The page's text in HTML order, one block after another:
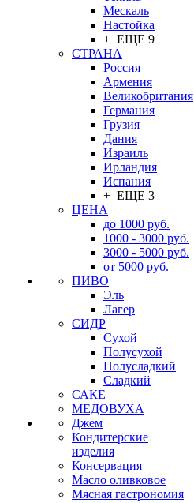
Мескаль
Настойка
+ ЕЩЕ 9
СТРАНА
Россия
Армения
Великобритания
Германия
Грузия
Дания
Израиль
Ирландия
Испания
+ ЕЩЕ 3
ЦЕНА
до 1000 руб.
1000 - 3000 руб.
3000 - 5000 руб.
от 5000 руб.
ПИВО
Эль
Лагер
СИДР
Сухой
Полусухой
Полусладкий
Сладкий
САКЕ
МЕДОВУХА
Джем
Кондитерские
изделия
Консервация
Масло оливковое
Мясная гастрономия